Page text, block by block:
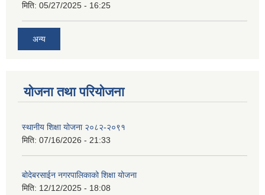
मिति: 05/27/2025 - 16:25
अन्य
योजना तथा परियोजना
स्थानीय शिक्षा योजना २०८२-२०९१
मिति: 07/16/2026 - 21:33
बोदेबरसाईन नगरपालिकाको शिक्षा योजना
मिति: 12/12/2025 - 18:08